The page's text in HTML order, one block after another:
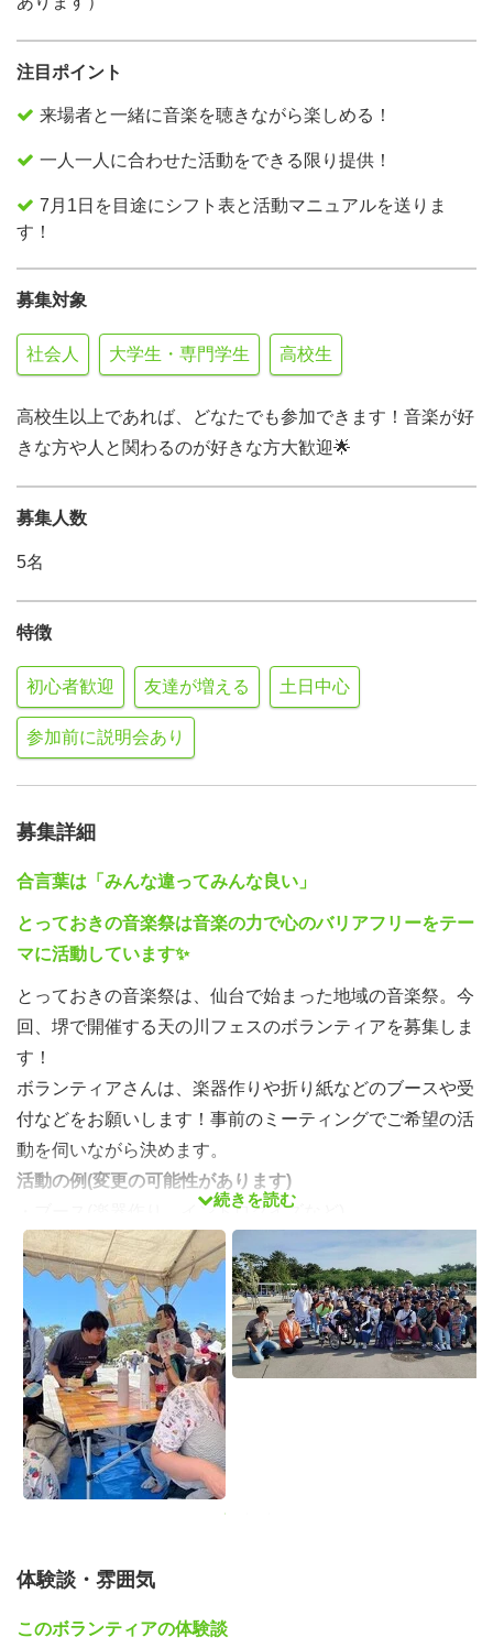
注目ポイント
来場者と一緒に音楽を聴きながら楽しめる！
一人一人に合わせた活動をできる限り提供！
7月1日を目途にシフト表と活動マニュアルを送りま
す！
募集対象
社会人 大学生・専門学生 高校生
高校生以上であれば、どなたでも参加できます！音楽が好
きな方や人と関わるのが好きな方大歓迎🌟
募集人数
5名
特徴
初心者歓迎 友達が増える 土日中心
参加前に説明会あり
募集詳細
合言葉は「みんな違ってみんな良い」
とっておきの音楽祭は音楽の力で心のバリアフリーをテー
マに活動しています✨
とっておきの音楽祭は、仙台で始まった地域の音楽祭。今
回、堺で開催する天の川フェスのボランティアを募集しま
す！
ボランティアさんは、楽器作りや折り紙などのブースや受
付などをお願いします！事前のミーティングでご希望の活
動を伺いながら決めます。
活動の例(変更の可能性があります)
・ブース(楽器作り、イントロクイズなど)
・受付
・誘導(道の案内など) etc…
事前ミーティングの日程(zoom可)
６月２３日(日)1０:００〜１２:００
をメインのミーティングとしています。このときが実行委
員が一番多く参加し、雰囲気が最もよくわかります！ぜひ
この日に参加ください☺️
参加場所は大阪公立大学〈中百舌鳥キャンパス〉または
zoomとなります。
ント欄に記入をお願いしします🙇
開催日程・場所
続きを読む
体験談・雰囲気
このボランティアの体験談